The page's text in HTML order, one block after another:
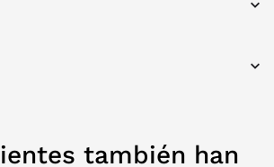
también han